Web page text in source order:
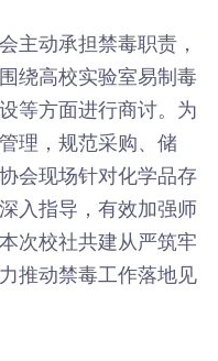
主动承担禁毒职责，
绕高校实验室易制毒
等方面进行商讨。为
理，规范采购、储
会现场针对化学品存
入指导，有效加强师
次校社共建从严筑牢
推动禁毒工作落地见